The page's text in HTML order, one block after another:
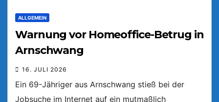
ALLGEMEIN
Warnung vor Homeoffice-Betrug in
Arnschwang
16. JULI 2026
Ein 69-Jähriger aus Arnschwang stieß bei der
Jobsuche im Internet auf ein mutmaßlich